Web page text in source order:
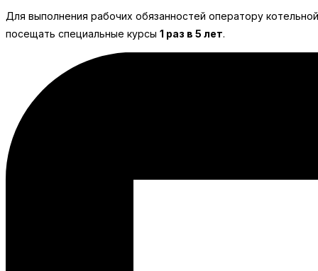
Для выполнения рабочих обязанностей оператору
посещать специальные курсы 1 раз в 5 лет.